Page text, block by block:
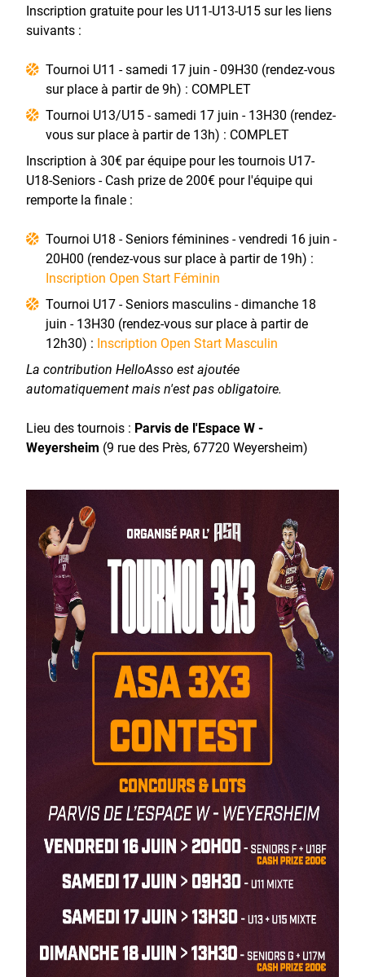
Inscription gratuite pour les U11-U13-U15 sur les liens
suivants :
Tournoi U11 - samedi 17 juin - 09H30 (rendez-vous
sur place à partir de 9h) : COMPLET
Tournoi U13/U15 - samedi 17 juin - 13H30 (rendez-
vous sur place à partir de 13h) : COMPLET
Inscription à 30€ par équipe pour les tournois U17-
U18-Seniors - Cash prize de 200€ pour l'équipe qui
remporte la finale :
Tournoi U18 - Seniors féminines - vendredi 16 juin -
20H00 (rendez-vous sur place à partir de 19h) :
Inscription Open Start Féminin
Tournoi U17 - Seniors masculins - dimanche 18
juin - 13H30 (rendez-vous sur place à partir de
12h30) : Inscription Open Start Masculin
La contribution HelloAsso est ajoutée
automatiquement mais n'est pas obligatoire.
Lieu des tournois : Parvis de l'Espace W -
Weyersheim (9 rue des Près, 67720 Weyersheim)